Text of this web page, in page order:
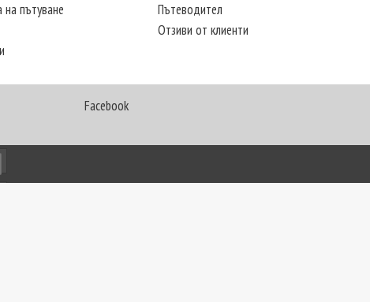
пътуване
Пътеводител
Отзиви от клиенти
Facebook